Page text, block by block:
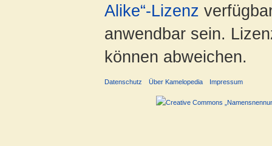
Alike“-Lizenz
anwendbar sein.
können abweichen.
Datenschutz Über Kamelopedia Impressum